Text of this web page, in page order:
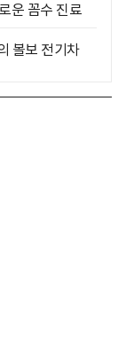
운 꼼수 진료
볼보 전기차